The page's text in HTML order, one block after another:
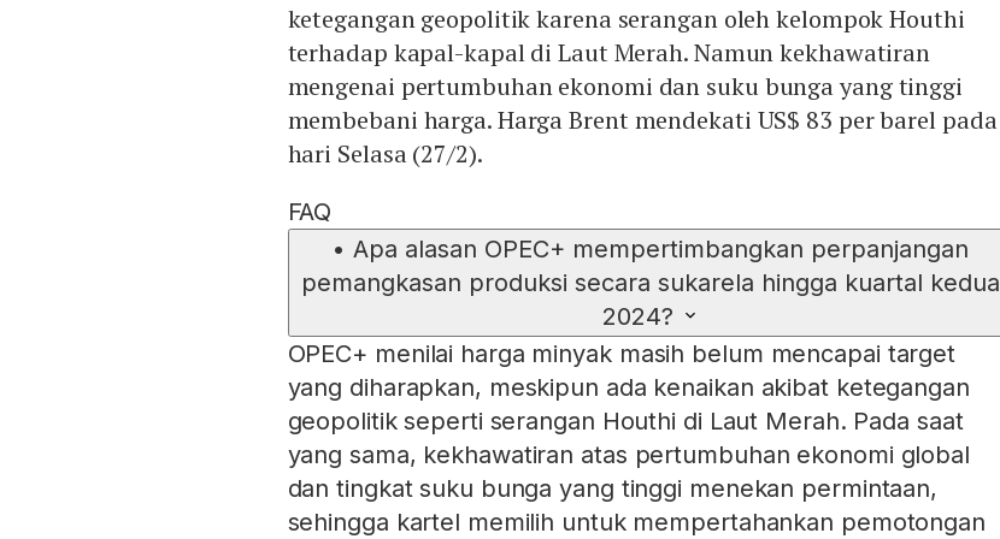
ketegangan geopolitik karena serangan oleh kelompok Houthi
terhadap kapal-kapal di Laut Merah. Namun kekhawatiran
mengenai pertumbuhan ekonomi dan suku bunga yang tinggi
membebani harga. Harga Brent mendekati US$ 83 per barel pada
hari Selasa (27/2).
FAQ
• Apa alasan OPEC+ mempertimbangkan perpanjangan
pemangkasan produksi secara sukarela hingga kuartal kedua
2024?
OPEC+ menilai harga minyak masih belum mencapai target
yang diharapkan, meskipun ada kenaikan akibat ketegangan
geopolitik seperti serangan Houthi di Laut Merah. Pada saat
yang sama, kekhawatiran atas pertumbuhan ekonomi global
dan tingkat suku bunga yang tinggi menekan permintaan,
sehingga kartel memilih untuk mempertahankan pemotongan